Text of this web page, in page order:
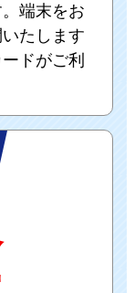
端末をお
たします
ドがご利